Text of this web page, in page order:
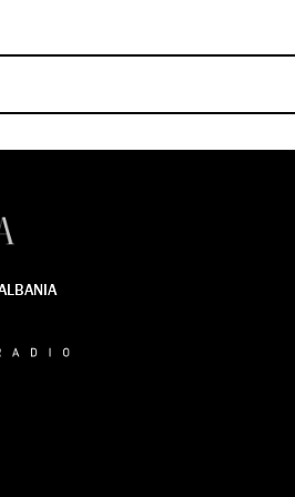
ANJA DERVISHI
ANJA DERVISHI